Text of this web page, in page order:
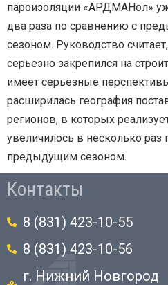
пароизоляции «АРДМАНол»
два раза по сравнению с
сезоном. Руководство
серьезно закрепился на
имеет серьезные
расширилась география
регионов, в которых
увеличилось в несколько раз
предыдущим сезоном.
Контакты
8 (831) 423-10-55
8 (831) 423-10-56
г. Нижний Новгород